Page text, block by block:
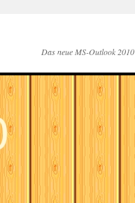
Das neue MS-Outlook 2010